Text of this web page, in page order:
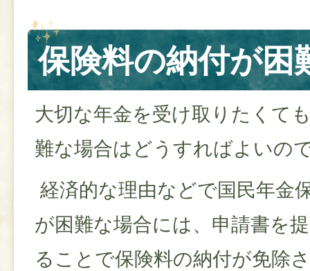
保険料の納付が困
大切な年金を受け取りたくて
難な場合はどうすればよいの
経済的な理由などで国民年金
が困難な場合には、申請書を
ることで保険料の納付が免除